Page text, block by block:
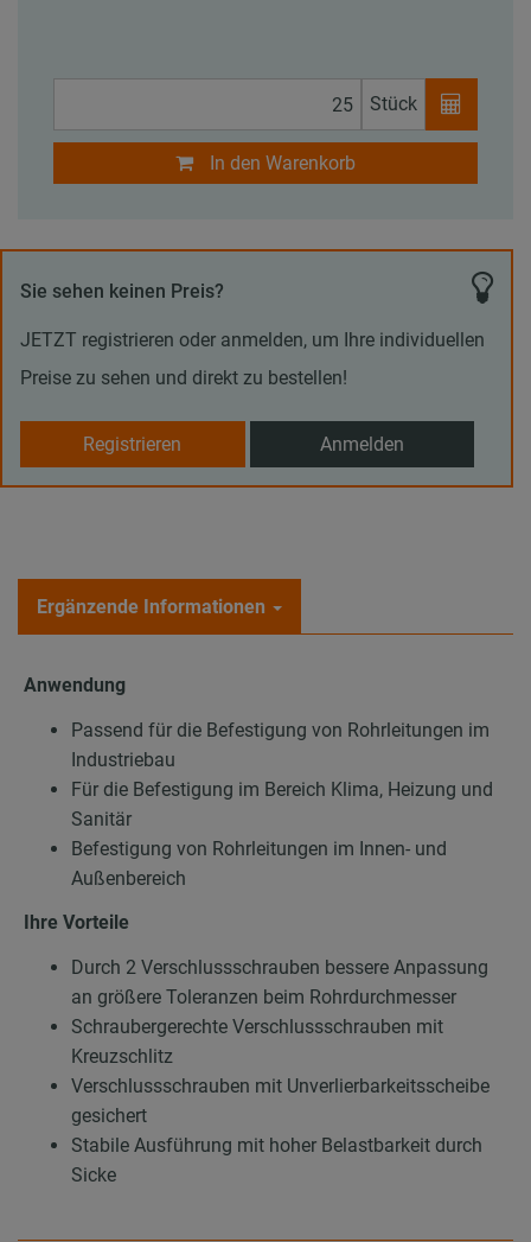
Stück
In den Warenkorb
Sie sehen keinen Preis?
JETZT registrieren oder anmelden, um Ihre individuellen
Preise zu sehen und direkt zu bestellen!
Registrieren Anmelden
Ergänzende Informationen
Anwendung
Passend für die Befestigung von Rohrleitungen im
Industriebau
Für die Befestigung im Bereich Klima, Heizung und
Sanitär
Befestigung von Rohrleitungen im Innen- und
Außenbereich
Ihre Vorteile
Durch 2 Verschlussschrauben bessere Anpassung
an größere Toleranzen beim Rohrdurchmesser
Schraubergerechte Verschlussschrauben mit
Kreuzschlitz
Verschlussschrauben mit Unverlierbarkeitsscheibe
gesichert
Stabile Ausführung mit hoher Belastbarkeit durch
Sicke